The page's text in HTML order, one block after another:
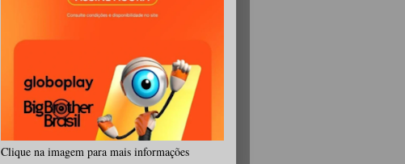
Clique na imagem para mais informações